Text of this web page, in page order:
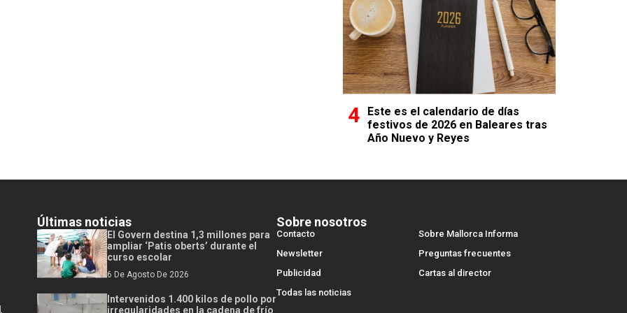
Este es el calendario de días
festivos de 2026 en Baleares tras
Año Nuevo y Reyes
Últimas noticias
El Govern destina 1,3 millones para
ampliar ‘Patis oberts’ durante el
curso escolar
6 De Agosto De 2026
Intervenidos 1.400 kilos de pollo por
irregularidades en la cadena de frío
Sobre nosotros
Contacto
Sobre Mallorca Informa
Newsletter
Preguntas frecuentes
Publicidad
Cartas al director
Todas las noticias